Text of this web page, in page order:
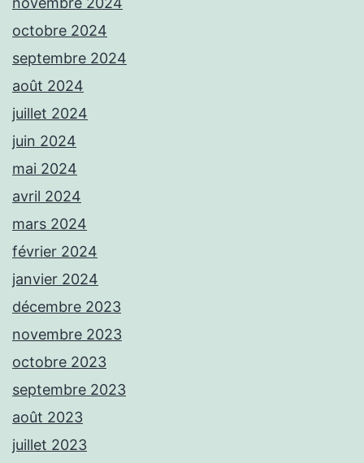
octobre 2024
septembre 2024
août 2024
juillet 2024
juin 2024
mai 2024
avril 2024
mars 2024
février 2024
janvier 2024
décembre 2023
novembre 2023
octobre 2023
septembre 2023
août 2023
juillet 2023